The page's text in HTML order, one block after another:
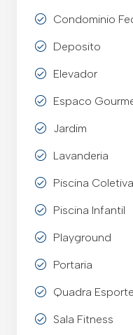
Condominio
Deposito
Elevador
Espaco
Jardim
Lavanderia
Piscina Coletiva
Piscina Infantil
Playground
Portaria
Quadra
Sala Fitness